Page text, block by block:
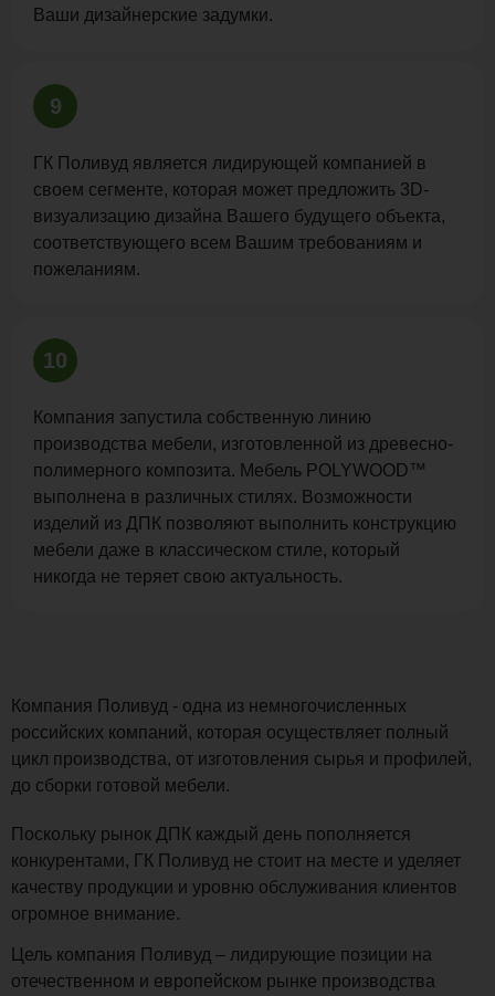
Ваши дизайнерские задумки.
9
ГК Поливуд является лидирующей компанией в
своем сегменте, которая может предложить 3D-
визуализацию дизайна Вашего будущего объекта,
соответствующего всем Вашим требованиям и
пожеланиям.
10
Компания запустила собственную линию
производства мебели, изготовленной из древесно-
полимерного композита. Мебель POLYWOOD™
выполнена в различных стилях. Возможности
изделий из ДПК позволяют выполнить конструкцию
мебели даже в классическом стиле, который
никогда не теряет свою актуальность.
Компания Поливуд - одна из немногочисленных
российских компаний, которая осуществляет полный
цикл производства, от изготовления сырья и профилей,
до сборки готовой мебели.
Поскольку рынок ДПК каждый день пополняется
конкурентами, ГК Поливуд не стоит на месте и уделяет
качеству продукции и уровню обслуживания клиентов
огромное внимание.
Цель компания Поливуд – лидирующие позиции на
отечественном и европейском рынке производства